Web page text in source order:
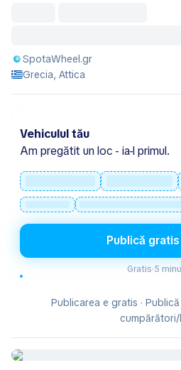
SpotaWheel.gr
Grecia, Attica
Vehiculul tău
Am pregătit un loc - ia-l primul.
Publică
Gratis·5
Publicarea e gratis ·
cumpărători/